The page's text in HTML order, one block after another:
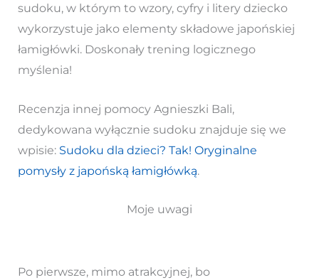
sudoku, w którym to wzory, cyfry i litery dziecko
wykorzystuje jako elementy składowe japońskiej
łamigłówki. Doskonały trening logicznego
myślenia!
Recenzja innej pomocy Agnieszki Bali,
dedykowana wyłącznie sudoku znajduje się we
wpisie: Sudoku dla dzieci? Tak! Oryginalne
pomysły z japońską łamigłówką.
Moje uwagi
Po pierwsze, mimo atrakcyjnej, bo